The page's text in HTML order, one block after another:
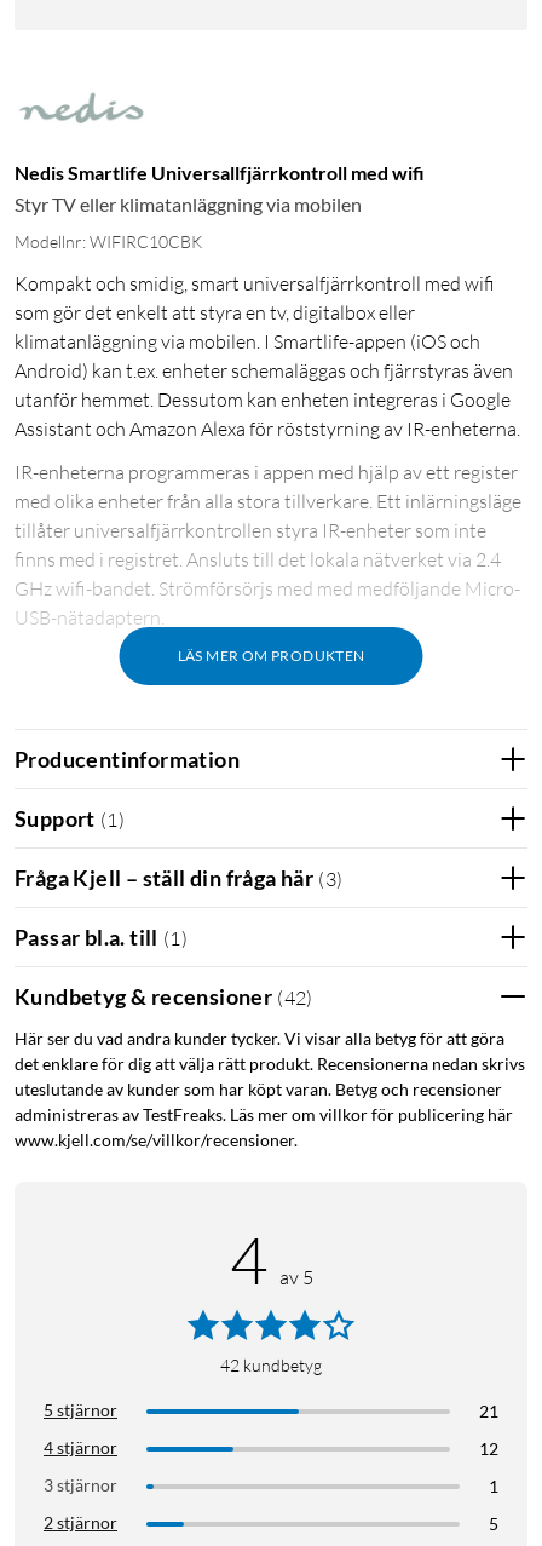
Nedis Smartlife Universallfjärrkontroll med wifi
Styr TV eller klimatanläggning via mobilen
Modellnr: WIFIRC10CBK
Kompakt och smidig, smart universalfjärrkontroll med wifi
som gör det enkelt att styra en tv, digitalbox eller
klimatanläggning via mobilen. I Smartlife-appen (iOS och
Android) kan t.ex. enheter schemaläggas och fjärrstyras även
utanför hemmet. Dessutom kan enheten integreras i Google
Assistant och Amazon Alexa för röststyrning av IR-enheterna.
LÄS MER OM PRODUKTEN
IR-enheterna programmeras i appen med hjälp av ett register
med olika enheter från alla stora tillverkare. Ett inlärningsläge
tillåter universalfjärrkontrollen styra IR-enheter som inte
finns med i registret. Ansluts till det lokala nätverket via 2.4
GHz wifi-bandet. Strömförsörjs med med medföljande Micro-
USB-nätadaptern.
Producentinformation
Support (1 )
Fråga Kjell – ställ din fråga här (3)
Passar bl.a. till (1 )
Kundbetyg & recensioner (42)
Här ser du vad andra kunder tycker. Vi visar alla betyg för att göra
det enklare för dig att välja rätt produkt. Recensionerna nedan skrivs
uteslutande av kunder som har köpt varan. Betyg och recensioner
administreras av TestFreaks. Läs mer om villkor för publicering här
www.kjell.com/se/villkor/recensioner.
4 av 5
42 kundbetyg
5 stjärnor
21
4 stjärnor
12
3 stjärnor
1
2 stjärnor
5